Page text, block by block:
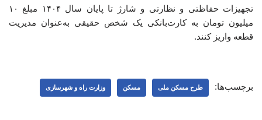
تجهیزات حفاظتی و نظارتی و شارژ تا پایان سال ۱۴۰۴ مبلغ ۱۰
میلیون تومان به کارت‌بانکی یک شخص حقیقی به‌عنوان مدیریت
قطعه واریز کنند.
برچسب‌ها: طرح مسکن ملی مسکن وزارت راه و شهرسازی